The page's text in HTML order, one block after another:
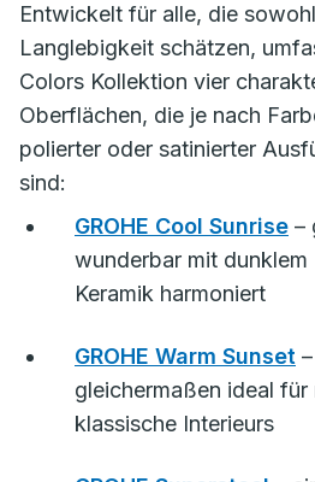
Entwickelt für alle, die
Langlebigkeit schätzen,
Colors Kollektion vier
Oberflächen, die je nach
polierter oder satinierter
sind:
GROHE Cool Sunrise –
wunderbar mit
Keramik harmoniert
GROHE Warm Sunset
gleichermaßen ideal für
klassische Interieurs